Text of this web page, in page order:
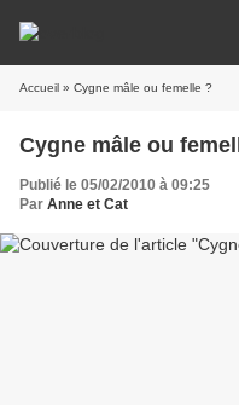
Accueil » Cygne mâle ou femelle ?
Cygne mâle ou
Publié le 05/02/2010 à 09:25
Par Anne et Cat